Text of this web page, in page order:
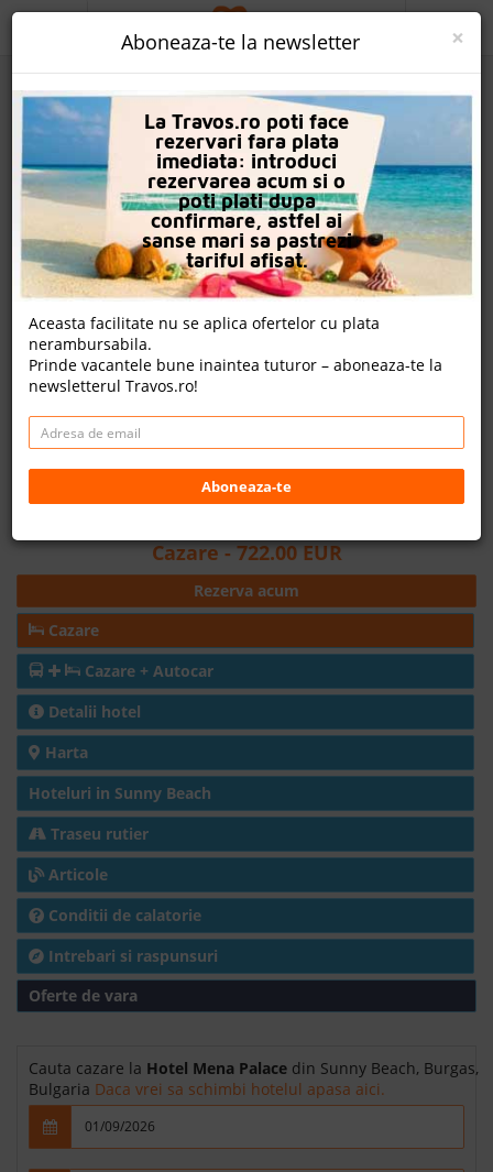
Hotel Mena Palace
Nota
7.9 8.4
1030
evaluari
7.2
262
evaluari
242
evaluari
9 review-uri , nota Travos: 8.0
Sunny Beach, 8240 Sunny Beach, Bulgaria
Cazare - 722.00 EUR
Rezerva acum
Cazare
Cazare + Autocar
Detalii hotel
Harta
Hoteluri in Sunny Beach
Traseu rutier
Articole
Conditii de calatorie
Intrebari si raspunsuri
Oferte de vara
Cauta cazare la Hotel Mena Palace din Sunny Beach, Burgas,
Bulgaria Daca vrei sa schimbi hotelul apasa aici.
PROMO
CAUTA REZERVARE
OFERTA PERSONALIZATA
DESPRE NOI
LOGIN
CAZARE
CHARTER AVION
CAZARE + AUTOCAR
CONTACT
LEI EURO
×
Aboneaza-te la newsletter
La Travos.ro poti face
rezervari fara plata
imediata: introduci
rezervarea acum si o
poti plati dupa
confirmare, astfel ai
sanse mari sa pastrezi
tariful afisat.
Aceasta facilitate nu se aplica ofertelor cu plata
nerambursabila.
Prinde vacantele bune inaintea tuturor – aboneaza-te la
newsletterul Travos.ro!
Aboneaza-te